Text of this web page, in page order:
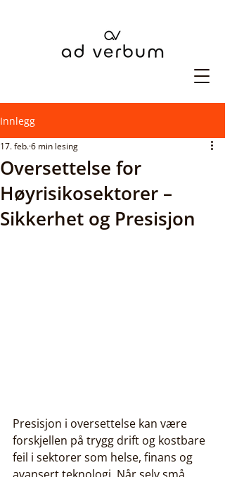
Innlegg
Oversettelse for
Høyrisikosektorer –
Sikkerhet og Presisjon
17. feb.6 min lesing
Presisjon i oversettelse kan være
forskjellen på trygg drift og kostbare
feil i sektorer som helse, finans og